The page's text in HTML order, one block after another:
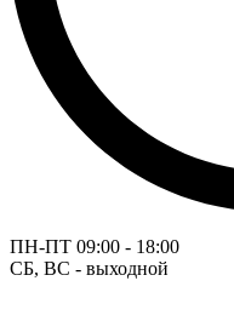
ПН-ПТ 09:00 - 18:00
СБ, ВС - выходной